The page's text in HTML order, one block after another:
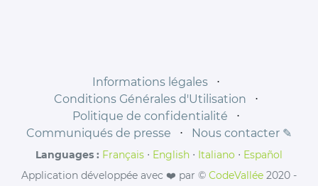
Informations légales
⋅
Conditions Générales d'Utilisation
⋅
Politique de confidentialité
⋅
Communiqués de presse
⋅ Nous contacter ✎
Languages : Français ⋅ English ⋅ Italiano ⋅ Español
Application développée avec ❤️ par © CodeVallée 2020 -